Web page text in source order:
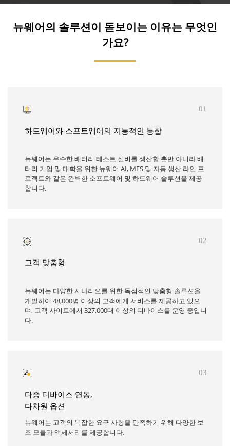
뉴웨어의 솔루션이 돋보이는 이유는 무엇인
가요?
01
하드웨어와 소프트웨어의 지능적인 통합
뉴웨어는 우수한 배터리 테스트 설비를 생산할 뿐만 아니라 배
터리 기업 및 대학을 위한 뉴웨어 AI, MES 및 자동 생산 라인 프
로젝트와 같은 완벽한 소프트웨어 및 하드웨어 솔루션을 제공
합니다.
02
고객 맞춤형
뉴웨어는 다양한 시나리오를 위한 독점적인 맞춤형 솔루션을
개발하여 48,000명 이상의 고객에게 서비스를 제공하고 있으
며, 고객 사이트에서 327,000대 이상의 디바이스를 운영 중입니
다.
03
다중 디바이스 연동,
다차원 옵션
뉴웨어는 고객의 복잡한 요구 사항을 만족하기 위해 다양한 보
조 모듈과 액세서리를 제공합니다.